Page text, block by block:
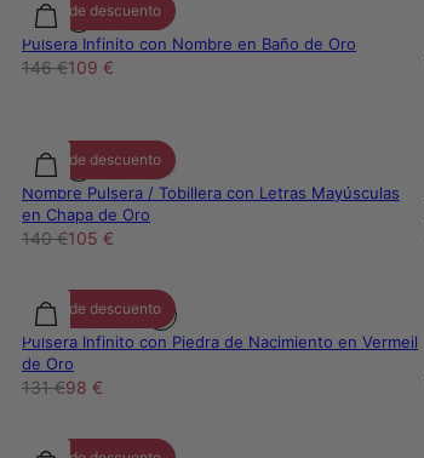
25% de descuento
Pulsera Infinito con Nombre en Baño de Oro
146 €109 €
25% de descuento
Nombre Pulsera / Tobillera con Letras Mayúsculas
en Chapa de Oro
140 €105 €
25% de descuento
Pulsera Infinito con Piedra de Nacimiento en Vermeil
de Oro
131 €98 €